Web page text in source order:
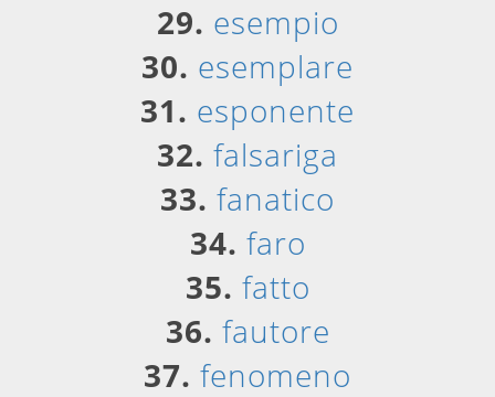
29. esempio
30. esemplare
31. esponente
32. falsariga
33. fanatico
34. faro
35. fatto
36. fautore
37. fenomeno